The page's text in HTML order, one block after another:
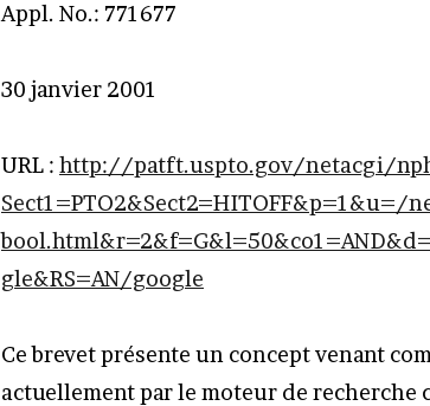
Appl. No.: 771677
30 janvier 2001
URL : http://patft.uspto.gov/netacgi/
Sect1=PTO2&Sect2=HITOFF&p=1&u=/
gle&RS=AN/google
Ce brevet présente un concept venant
actuellement par le moteur de recherche